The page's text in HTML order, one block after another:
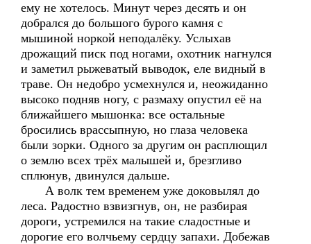
ему не хотелось. Минут через десять и он
добрался до большого бурого камня с
мышиной норкой неподалёку. Услыхав
дрожащий писк под ногами, охотник нагнулся
и заметил рыжеватый выводок, еле видный в
траве. Он недобро усмехнулся и, неожиданно
высоко подняв ногу, с размаху опустил её на
ближайшего мышонка: все остальные
бросились врассыпную, но глаза человека
были зорки. Одного за другим он расплющил
о землю всех трёх малышей и, брезгливо
сплюнув, двинулся дальше.
А волк тем временем уже доковылял до
леса. Радостно взвизгнув, он, не разбирая
дороги, устремился на такие сладостные и
дорогие его волчьему сердцу запахи. Добежав